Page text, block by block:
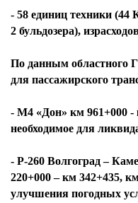
- 58 единиц техники (44
2 бульдозера),
По данным областного
для пассажирского
- М4 «Дон» км 961+000 -
необходимое для
- Р-260 Волгоград –
220+000 – км 342+435,
улучшения погодных